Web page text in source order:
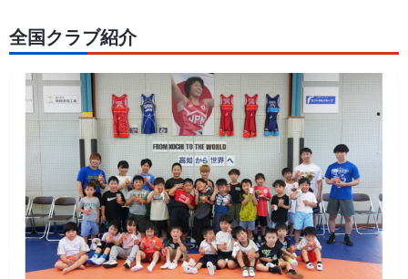
全国クラブ紹介